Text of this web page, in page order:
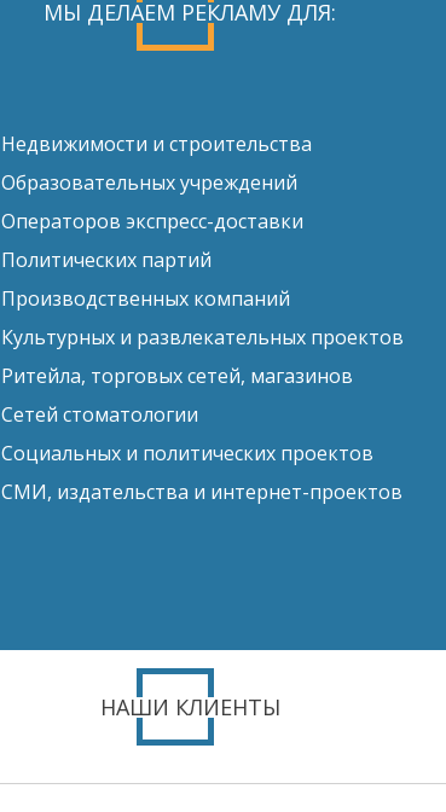
МЫ ДЕЛАЕМ РЕКЛАМУ ДЛЯ:
Недвижимости и строительства
Образовательных учреждений
Операторов экспресс-доставки
Политических партий
Производственных компаний
Культурных и развлекательных проектов
Ритейла, торговых сетей, магазинов
Сетей стоматологии
Социальных и политических проектов
СМИ, издательства и интернет-проектов
НАШИ КЛИЕНТЫ